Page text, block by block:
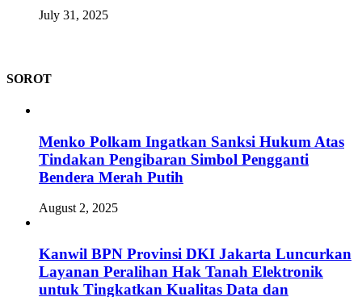
July 31, 2025
SOROT
Menko Polkam Ingatkan Sanksi Hukum Atas
Tindakan Pengibaran Simbol Pengganti
Bendera Merah Putih
August 2, 2025
Kanwil BPN Provinsi DKI Jakarta Luncurkan
Layanan Peralihan Hak Tanah Elektronik
untuk Tingkatkan Kualitas Data dan